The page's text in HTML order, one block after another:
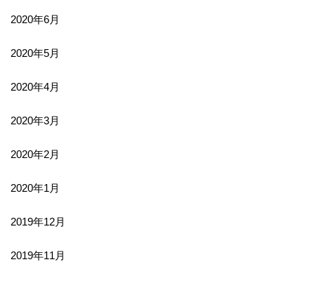
2020年6月
2020年5月
2020年4月
2020年3月
2020年2月
2020年1月
2019年12月
2019年11月